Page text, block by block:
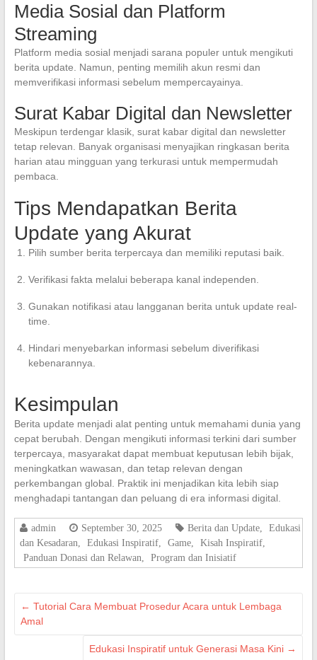
Media Sosial dan Platform
Streaming
Platform media sosial menjadi sarana populer untuk mengikuti
berita update. Namun, penting memilih akun resmi dan
memverifikasi informasi sebelum mempercayainya.
Surat Kabar Digital dan Newsletter
Meskipun terdengar klasik, surat kabar digital dan newsletter
tetap relevan. Banyak organisasi menyajikan ringkasan berita
harian atau mingguan yang terkurasi untuk mempermudah
pembaca.
Tips Mendapatkan Berita
Update yang Akurat
Pilih sumber berita terpercaya dan memiliki reputasi baik.
Verifikasi fakta melalui beberapa kanal independen.
Gunakan notifikasi atau langganan berita untuk update real-
time.
Hindari menyebarkan informasi sebelum diverifikasi
kebenarannya.
Kesimpulan
Berita update menjadi alat penting untuk memahami dunia yang
cepat berubah. Dengan mengikuti informasi terkini dari sumber
terpercaya, masyarakat dapat membuat keputusan lebih bijak,
meningkatkan wawasan, dan tetap relevan dengan
perkembangan global. Praktik ini menjadikan kita lebih siap
menghadapi tantangan dan peluang di era informasi digital.
admin September 30, 2025 Berita dan Update,
Edukasi
dan Kesadaran
Edukasi Inspiratif, Game, Kisah Inspiratif,
Panduan Donasi dan Relawan
Program dan Inisiatif
← Tutorial Cara Membuat Prosedur Acara untuk Lembaga
Amal
Edukasi Inspiratif untuk Generasi Masa Kini →